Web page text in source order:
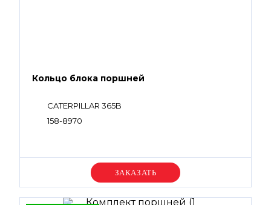
Кольцо блока поршней
CATERPILLAR 365B
158-8970
Уточняйте цену